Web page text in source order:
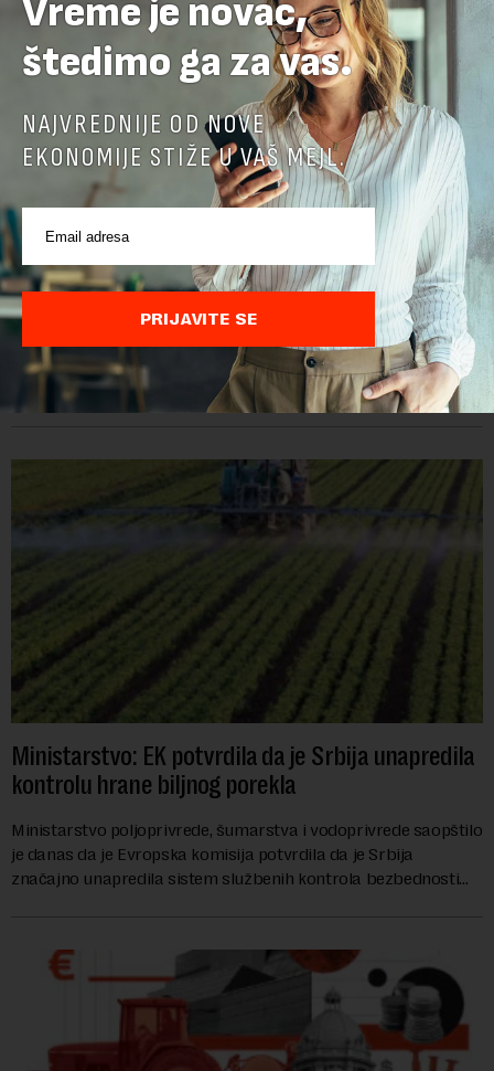
Zaštita od klimatskih promena Srbiju bi koštala 27
milijardi evra do 2033. godine
Vlada Srbije usvojila je Strategiju zaštite životne sredine, u
kojoj se procenjuje da zaštita od posledica klimatskih promena,
poput aktuelnog toplotnog talasa i niskog vodostaja rečnih
slivova, zahteva inve...
Ministarstvo: EK potvrdila da je Srbija unapredila
kontrolu hrane biljnog porekla
Ministarstvo poljoprivrede, šumarstva i vodoprivrede saopštilo
je danas da je Evropska komisija potvrdila da je Srbija
značajno unapredila sistem službenih kontrola bezbednosti
Vreme je novac,
štedimo ga za vas.
NAJVREDNIJE OD NOVE
EKONOMIJE STIŽE U VAŠ MEJL.
PRIJAVITE SE